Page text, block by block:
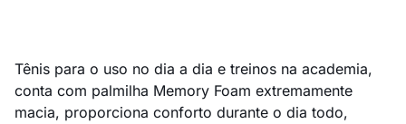
Tênis para o uso no dia a dia e treinos na academia,
conta com palmilha Memory Foam extremamente
macia, proporciona conforto durante o dia todo,